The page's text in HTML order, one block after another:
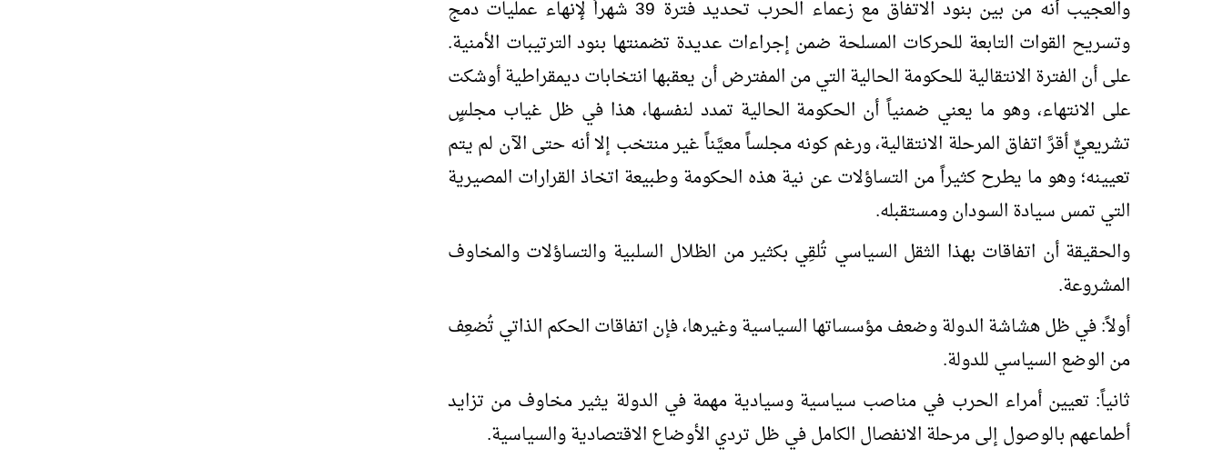
والعجيب أنه من بين بنود الاتفاق مع زعماء الحرب تحديد فترة 39 شهراً لإنهاء عمليات دمج
وتسريح القوات التابعة للحركات المسلحة ضمن إجراءات عديدة تضمنتها بنود الترتيبات الأمنية.
على أن الفترة الانتقالية للحكومة الحالية التي من المفترض أن يعقبها انتخابات ديمقراطية أوشكت
على الانتهاء، وهو ما يعني ضمنياً أن الحكومة الحالية تمدد لنفسها، هذا في ظل غياب مجلسٍ
تشريعيٍّ أقرَّ اتفاق المرحلة الانتقالية، ورغم كونه مجلساً معيَّناً غير منتخب إلا أنه حتى الآن لم يتم
تعيينه؛ وهو ما يطرح كثيراً من التساؤلات عن نية هذه الحكومة وطبيعة اتخاذ القرارات المصيرية
التي تمس سيادة السودان ومستقبله.
والحقيقة أن اتفاقات بهذا الثقل السياسي تُلقِي بكثير من الظلال السلبية والتساؤلات والمخاوف
المشروعة.
أولاً: في ظل هشاشة الدولة وضعف مؤسساتها السياسية وغيرها، فإن اتفاقات الحكم الذاتي تُضعِف
من الوضع السياسي للدولة.
ثانياً: تعيين أمراء الحرب في مناصب سياسية وسيادية مهمة في الدولة يثير مخاوف من تزايد
أطماعهم بالوصول إلى مرحلة الانفصال الكامل في ظل تردي الأوضاع الاقتصادية والسياسية.